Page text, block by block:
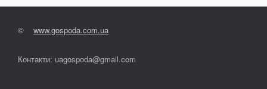
© www.gospoda.com.ua
Контакти: uagospoda@gmail.com